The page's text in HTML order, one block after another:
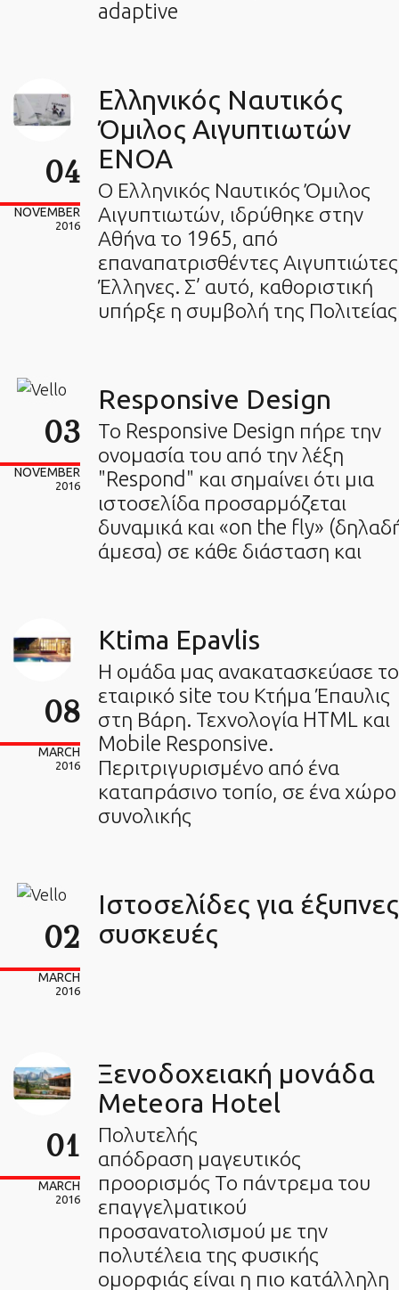
adaptive
04
NOVEMBER
2016
Ελληνικός Ναυτικός
Όμιλος Αιγυπτιωτών
ΕΝΟΑ
Ο Ελληνικός Ναυτικός Όμιλος
Αιγυπτιωτών, ιδρύθηκε στην
Αθήνα το 1965, από
επαναπατρισθέντες Αιγυπτιώτες
Έλληνες. Σ’ αυτό, καθοριστική
υπήρξε η συμβολή της Πολιτείας
03
NOVEMBER
2016
Responsive Design
Το Responsive Design πήρε την
ονομασία του από την λέξη
"Respond" και σημαίνει ότι μια
ιστοσελίδα προσαρμόζεται
δυναμικά και «on the fly»
άμεσα) σε κάθε διάσταση και
08
MARCH
2016
Ktima Epavlis
Η ομάδα μας ανακατασκεύασε το
εταιρικό site του Κτήμα Έπαυλις
στη Βάρη. Τεχνολογία HTML και
Mobile Responsive.
Περιτριγυρισμένο από ένα
καταπράσινο τοπίο, σε ένα χώρο
συνολικής
02
MARCH
2016
Ιστοσελίδες για έξυπνες
συσκευές
01
MARCH
2016
Ξενοδοχειακή μονάδα
Meteora Hotel
Πολυτελής
απόδραση μαγευτικός
προορισμός Το πάντρεμα του
επαγγελματικού
προσανατολισμού με την
πολυτέλεια της φυσικής
ομορφιάς είναι η πιο κατάλληλη